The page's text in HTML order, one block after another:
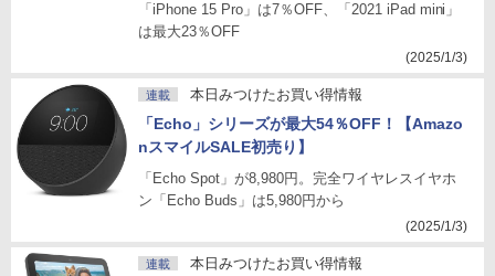
「iPhone 15 Pro」は7％OFF、「2021 iPad mini」
は最大23％OFF
(2025/1/3)
連載 本日みつけたお買い得情報
「Echo」シリーズが最大54％OFF！【Amazo
nスマイルSALE初売り】
「Echo Spot」が8,980円。完全ワイヤレスイヤホ
ン「Echo Buds」は5,980円から
(2025/1/3)
連載 本日みつけたお買い得情報